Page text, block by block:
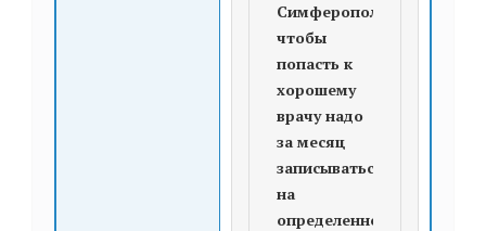
Симферополе
чтобы
попасть к
хорошему
врачу надо
за месяц
записываться
на
определенное